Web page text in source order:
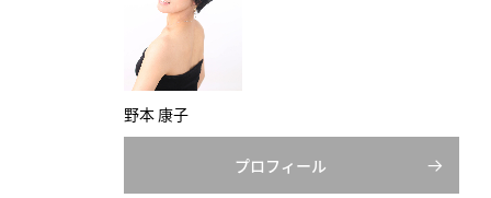
野本 康子
プロフィール